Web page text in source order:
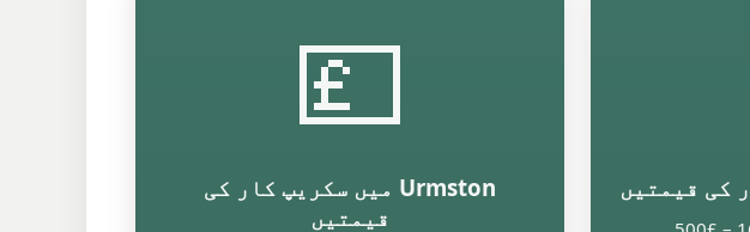
💷
Urmston میں سکریپ کار کی
قیمتیں